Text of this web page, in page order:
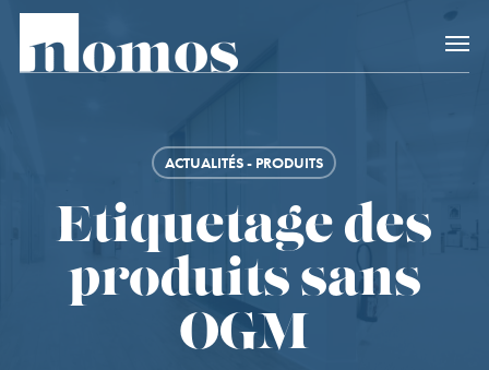
Skip
main
Accès rapide
ACTUALITÉS - PRODUITS
Etiquetage des
produits sans
OGM